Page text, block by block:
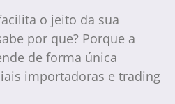
o jeito da sua
por que? Porque a
de forma única
importadoras e trading